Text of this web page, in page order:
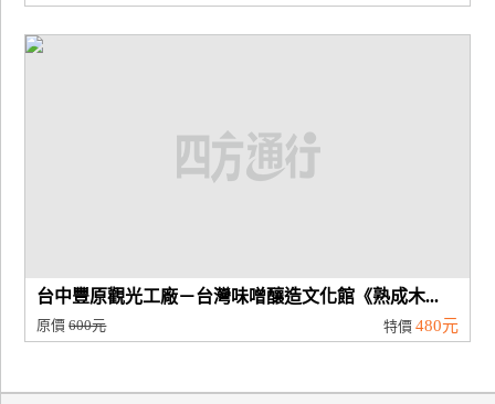
商
台中豐原觀光工廠－台灣味噌釀造文化館《熟成木...
原價600元 特價 480元